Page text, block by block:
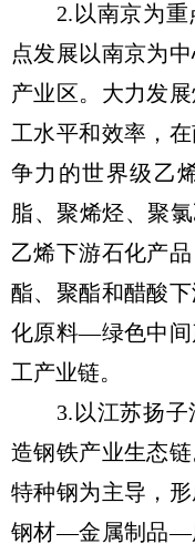
2.以南京为重
点发展以南京为
产业区。大力发
工水平和效率，
争力的世界级乙
脂、聚烯烃、聚
乙烯下游石化产
酯、聚酯和醋酸
化原料—绿色中
工产业链。
3.以江苏扬子
造钢铁产业生态
特种钢为主导，
钢材—金属制品—